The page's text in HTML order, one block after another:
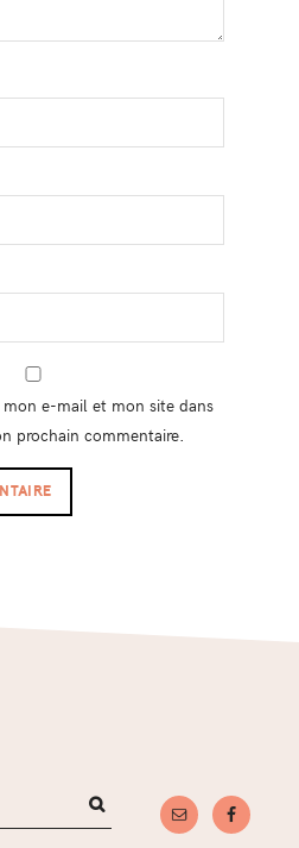
e-mail et mon site dans
prochain commentaire.